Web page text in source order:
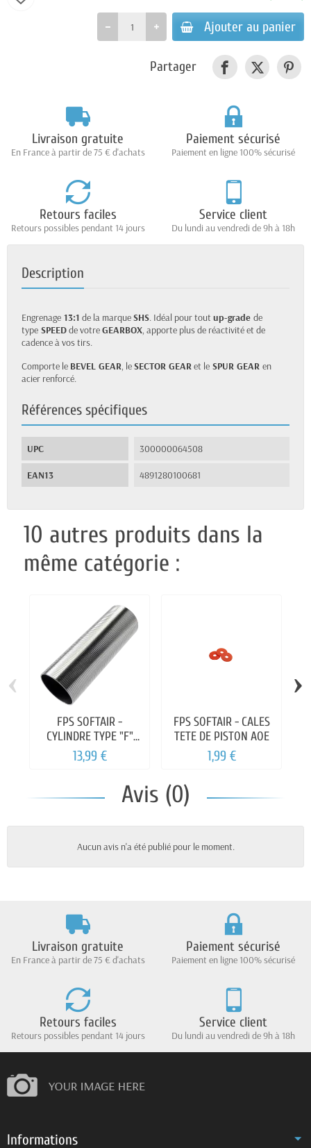
Ajouter au panier
Partager
Livraison gratuite
En France à partir de 75 € d'achats
Paiement sécurisé
Paiement en ligne 100% sécurisé
Retours faciles
Retours possibles pendant 14 jours
Service client
Du lundi au vendredi de 9h à 18h
Description
Engrenage 13:1 de la marqueSHS. Idéal pour tout up-grade de
type SPEEDde votreGEARBOX, apporte plus de réactivité et de
cadence à vos tirs.
Comporte le BEVEL GEAR, leSECTOR GEARet le SPUR GEAR en
acier renforcé.
Références spécifiques
UPC 300000064508
EAN13 4891280100681
10 autres produits dans la
même catégorie :
FPS SOFTAIR -
CYLINDRE TYPE "F"
POUR CANON AEG
451/550MM
13,99 €
FPS SOFTAIR - CALES
TETE DE PISTON AOE
1,99 €
‹ ›
Avis (0)
Aucun avis n'a été publié pour le moment.
Livraison gratuite
En France à partir de 75 € d'achats
Paiement sécurisé
Paiement en ligne 100% sécurisé
Retours faciles
Retours possibles pendant 14 jours
Service client
Du lundi au vendredi de 9h à 18h
Informations